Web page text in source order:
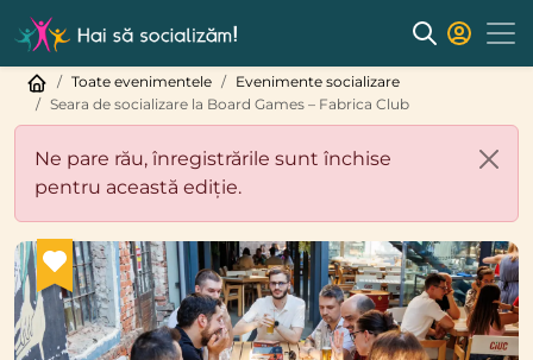
Toate evenimentele
Evenimente socializare
Seara de socializare la Board Games – Fabrica Club
Ne pare rău, înregistrările sunt închise
pentru această ediție.